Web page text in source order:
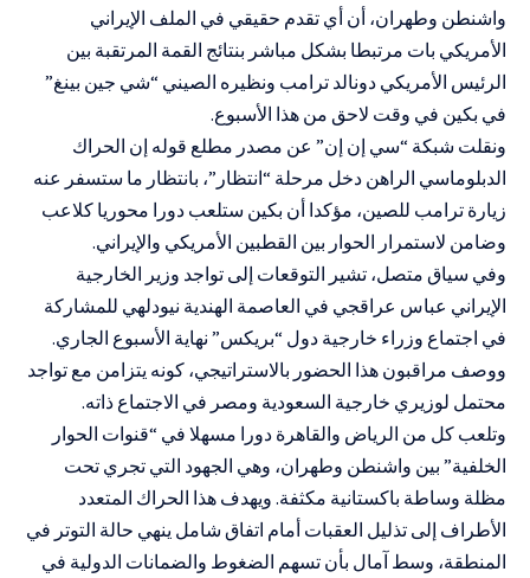
واشنطن وطهران، أن أي تقدم حقيقي في الملف الإيراني
الأمريكي بات مرتبطا بشكل مباشر بنتائج القمة المرتقبة بين
الرئيس الأمريكي دونالد ترامب ونظيره الصيني “شي جين بينغ”
في بكين في وقت لاحق من هذا الأسبوع.
ونقلت شبكة “سي إن إن” عن مصدر مطلع قوله إن الحراك
الدبلوماسي الراهن دخل مرحلة “انتظار”، بانتظار ما ستسفر عنه
زيارة ترامب للصين، مؤكدا أن بكين ستلعب دورا محوريا كلاعب
وضامن لاستمرار الحوار بين القطبين الأمريكي والإيراني.
وفي سياق متصل، تشير التوقعات إلى تواجد وزير الخارجية
الإيراني عباس عراقجي في العاصمة الهندية نيودلهي للمشاركة
في اجتماع وزراء خارجية دول “بريكس” نهاية الأسبوع الجاري.
ووصف مراقبون هذا الحضور بالاستراتيجي، كونه يتزامن مع تواجد
محتمل لوزيري خارجية السعودية ومصر في الاجتماع ذاته.
وتلعب كل من الرياض والقاهرة دورا مسهلا في “قنوات الحوار
الخلفية” بين واشنطن وطهران، وهي الجهود التي تجري تحت
مظلة وساطة باكستانية مكثفة. ويهدف هذا الحراك المتعدد
الأطراف إلى تذليل العقبات أمام اتفاق شامل ينهي حالة التوتر في
المنطقة، وسط آمال بأن تسهم الضغوط والضمانات الدولية في